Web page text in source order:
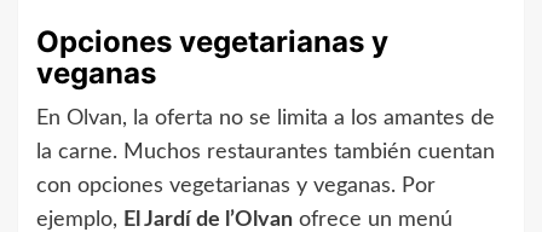
Opciones vegetarianas y
veganas
En Olvan, la oferta no se limita a los amantes de
la carne. Muchos restaurantes también cuentan
con opciones vegetarianas y veganas. Por
ejemplo, El Jardí de l’Olvan ofrece un menú